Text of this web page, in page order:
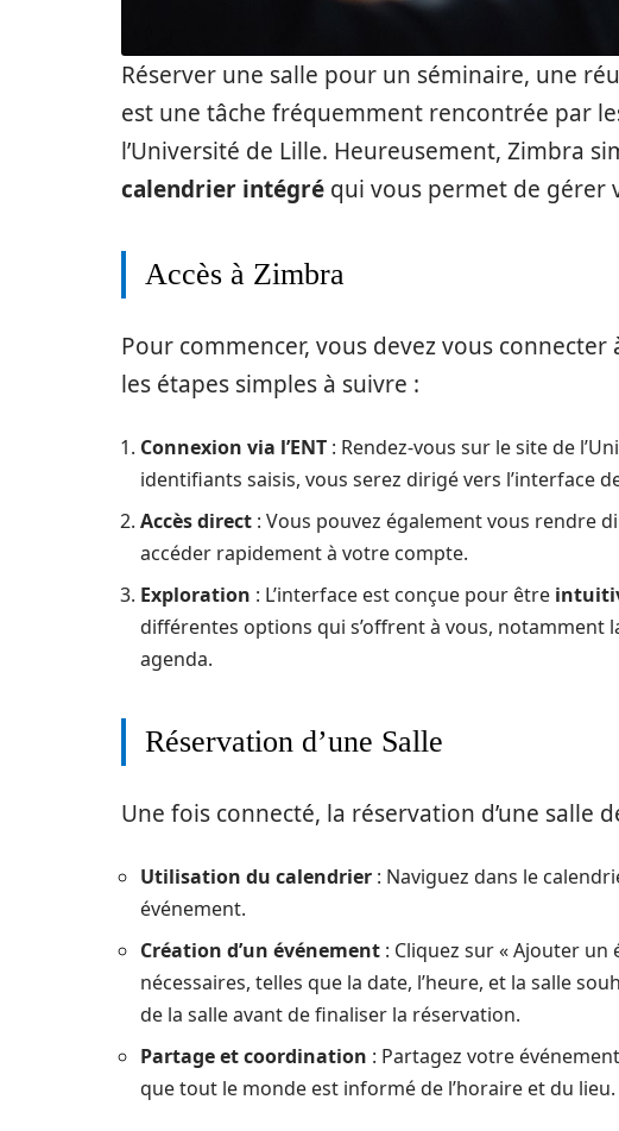
Réserver une salle pour un séminaire, une
est une tâche fréquemment rencontrée par
l’Université de Lille. Heureusement, Zimbra
calendrier intégré qui vous permet de gérer
Accès à Zimbra
Pour commencer, vous devez vous connecter
les étapes simples à suivre :
Connexion via l’ENT : Rendez-vous sur le site de
identifiants saisis, vous serez dirigé vers l’interface
Accès direct : Vous pouvez également vous rendre
accéder rapidement à votre compte.
Exploration : L’interface est conçue pour être
différentes options qui s’offrent à vous, notamment
agenda.
Réservation d’une Salle
Une fois connecté, la réservation d’une salle
Utilisation du calendrier : Naviguez dans le
événement.
Création d’un événement : Cliquez sur « Ajouter
nécessaires, telles que la date, l’heure, et la salle
de la salle avant de finaliser la réservation.
Partage et coordination : Partagez votre
que tout le monde est informé de l’horaire et du lieu.